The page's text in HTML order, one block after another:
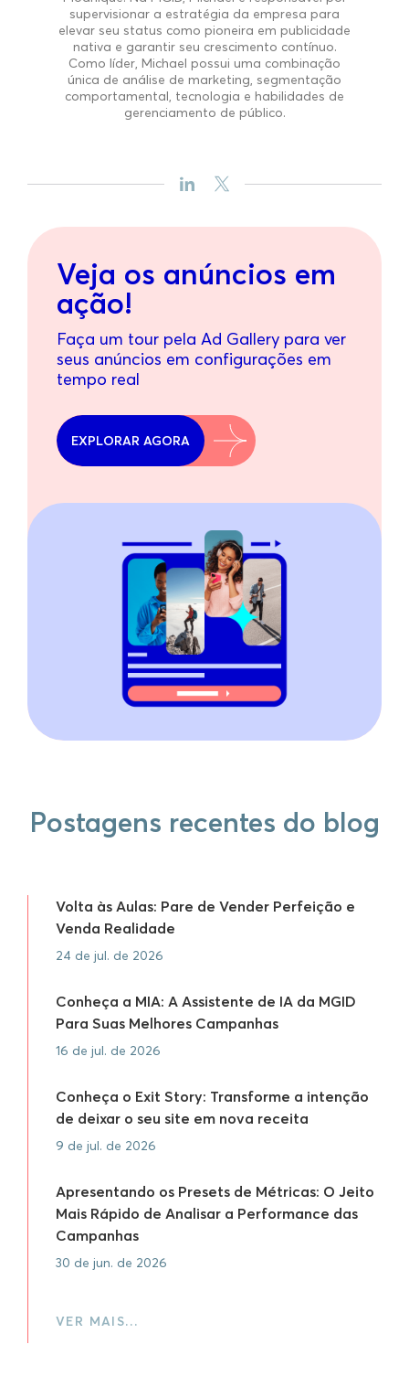
supervisionar a estratégia da empresa para
elevar seu status como pioneira em publicidade
nativa e garantir seu crescimento contínuo.
Como líder, Michael possui uma combinação
única de análise de marketing, segmentação
comportamental, tecnologia e habilidades de
gerenciamento de público.
Veja os anúncios em
ação!
Faça um tour pela Ad Gallery para ver
seus anúncios em configurações em
tempo real
EXPLORAR AGORA
Postagens recentes do blog
Volta às Aulas: Pare de Vender Perfeição e
Venda Realidade
24 de jul. de 2026
Conheça a MIA: A Assistente de IA da MGID
Para Suas Melhores Campanhas
16 de jul. de 2026
Conheça o Exit Story: Transforme a intenção
de deixar o seu site em nova receita
9 de jul. de 2026
Apresentando os Presets de Métricas: O Jeito
Mais Rápido de Analisar a Performance das
Campanhas
30 de jun. de 2026
VER MAIS…